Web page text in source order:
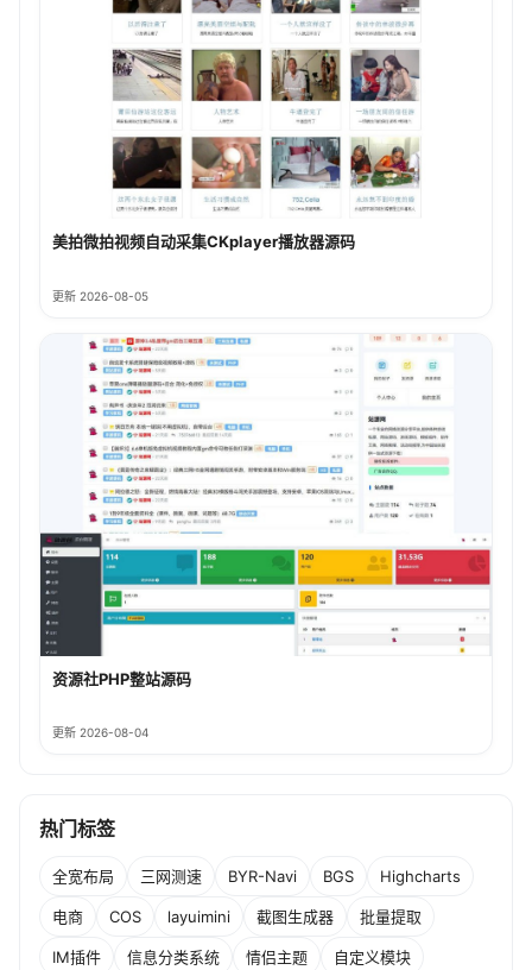
美拍微拍视频自动采集CKplayer播放器源码
更新 2026-08-05
资源社PHP整站源码
更新 2026-08-04
热门标签
全宽布局 三网测速 BYR-Navi BGS Highcharts
电商 COS layuimini 截图生成器 批量提取
IM插件 信息分类系统 情侣主题 自定义模块